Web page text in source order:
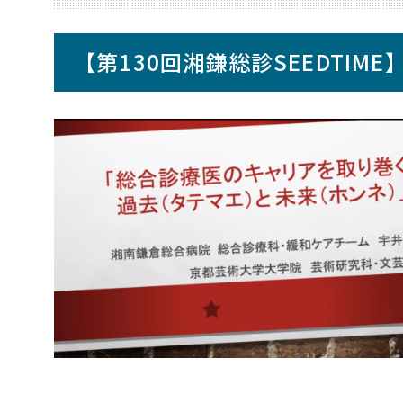
【第130回湘鎌総診SEEDTIME